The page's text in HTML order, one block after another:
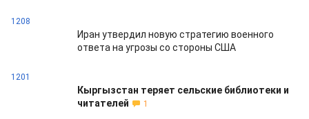
1208
Иран утвердил новую стратегию военного
ответа на угрозы со стороны США
1201
Кыргызстан теряет сельские библиотеки и
читателей
1